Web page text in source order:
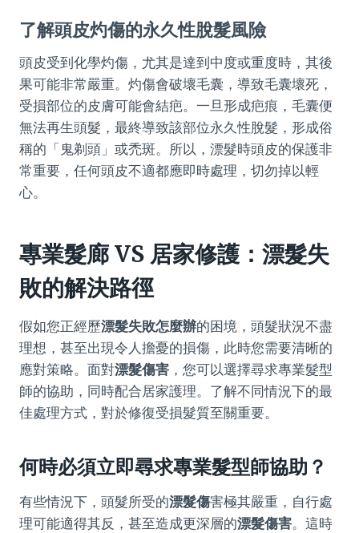
了解頭皮灼傷的永久性脫髮風險
頭皮受到化學灼傷，尤其是達到中度或重度時，其後
果可能非常嚴重。灼傷會破壞毛囊，導致毛囊壞死，
受損部位的皮膚可能會結疤。一旦形成疤痕，毛囊便
無法再生頭髮，最終導致該部位永久性脫髮，形成俗
稱的「鬼剃頭」或禿斑。所以，漂髮時頭皮的保護非
常重要，任何頭皮不適都應即時處理，切勿掉以輕
心。
專業髮廊 VS 居家修護：漂髮失
敗的解決路徑
假如您正經歷漂髮失敗怎麼辦的困境，頭髮狀況不盡
理想，甚至出現令人擔憂的損傷，此時您需要清晰的
應對策略。面對漂髮傷害 ，您可以選擇尋求專業髮型
師的協助，同時配合居家護理。了解不同情況下的最
佳處理方式，對於修復受損髮質至關重要。
何時必須立即尋求專業髮型師協助？
有些情況下，頭髮所受的漂髮傷害極其嚴重，自行處
理可能適得其反，甚至造成更深層的漂髮傷害。這時